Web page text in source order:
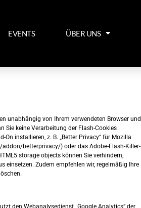
EVENTS ÜBER UNS
unabhängig von Ihrem verwendeten Browser und
keine Verarbeitung der Flash-Cookies
On installieren, z. B. „Better Privacy“ für Mozilla
betterprivacy/) oder das Adobe-Flash-Killer-
storage objects können Sie verhindern,
einsetzen. Zudem empfehlen wir, regelmäßig Ihre
den Webanalysedienst „Google Analytics” der